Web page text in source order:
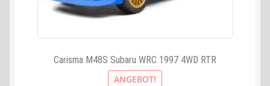
Carisma M48S Subaru WRC 1997 4WD RTR
ANGEBOT!